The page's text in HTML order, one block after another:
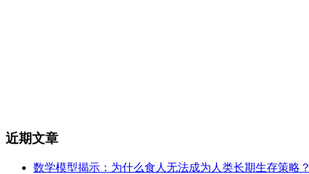
近期文章
数学模型揭示：为什么食人无法成为人类长期生存策略？